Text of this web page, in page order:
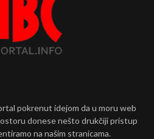
pokrenut idejom da u moru web
donese nešto drukčiji pristup
na našim stranicama.